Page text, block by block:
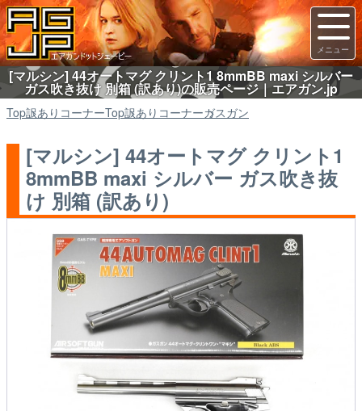
[マルシン] 44オートマグ クリント1 8mmBB maxi シルバー
ガス吹き抜け 別箱 (訳あり)の販売ページ｜エアガン.jp
Top訳ありコーナーTop訳ありコーナーガスガン
[マルシン] 44オートマグ クリント1
8mmBB maxi シルバー ガス吹き抜
け 別箱 (訳あり)